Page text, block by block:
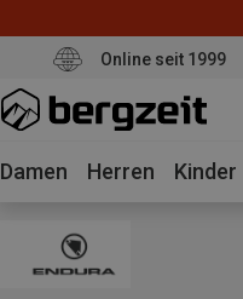
Online seit 1999
Damen Herren Kinder